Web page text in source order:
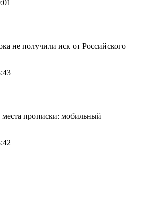
не получили иск от Российского
места прописки: мобильный